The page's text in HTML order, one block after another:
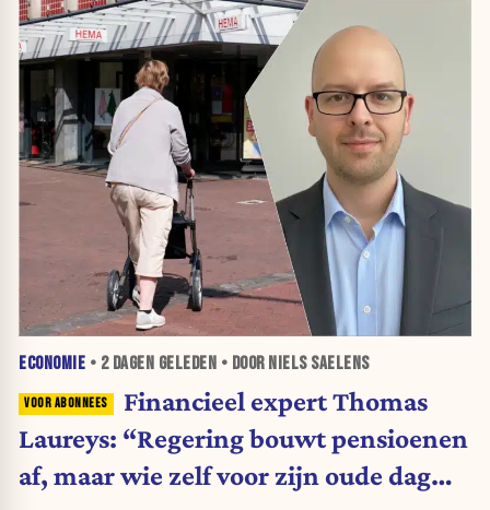
ECONOMIE • 2 DAGEN GELEDEN • DOOR NIELS SAELENS
Financieel expert Thomas
Laureys: “Regering bouwt pensioenen
af, maar wie zelf voor zijn oude dag